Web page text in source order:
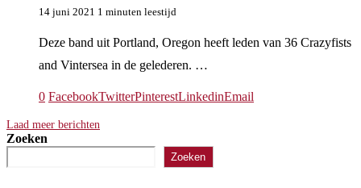
14 juni 2021 1 minuten leestijd
Deze band uit Portland, Oregon heeft leden van 36 Crazyfists
and Vintersea in de gelederen. …
0 FacebookTwitterPinterestLinkedinEmail
Laad meer berichten
Zoeken
Zoeken